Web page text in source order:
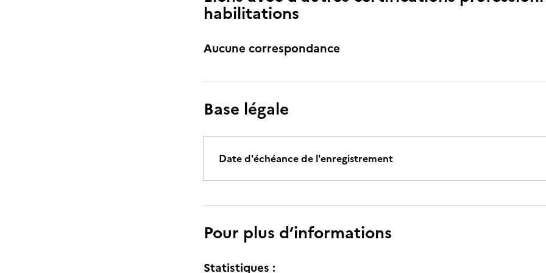
habilitations
Aucune correspondance
Base légale
Date d'échéance de l'enregistrement
Pour plus d’informations
Statistiques :